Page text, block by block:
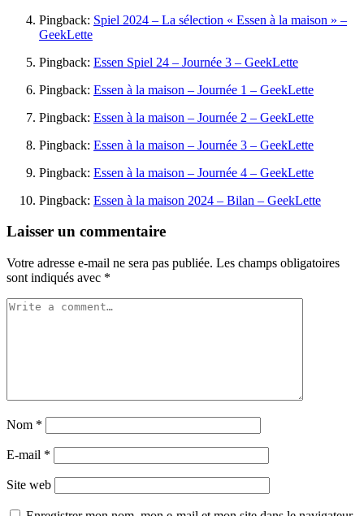
Pingback: Spiel 2024 – La sélection « Essen à la maison » –
GeekLette
Pingback: Essen Spiel 24 – Journée 3 – GeekLette
Pingback: Essen à la maison – Journée 1 – GeekLette
Pingback: Essen à la maison – Journée 2 – GeekLette
Pingback: Essen à la maison – Journée 3 – GeekLette
Pingback: Essen à la maison – Journée 4 – GeekLette
Pingback: Essen à la maison 2024 – Bilan – GeekLette
Laisser un commentaire
Votre adresse e-mail ne sera pas publiée. Les champs obligatoires
sont indiqués avec *
Nom *
E-mail *
Site web